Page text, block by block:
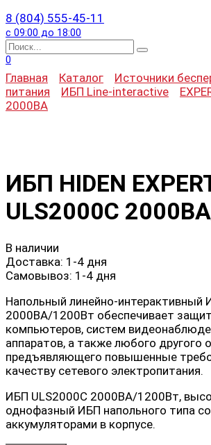
8 (804) 555-45-11
с 09:00 до 18:00
Search
for:
0
Главная Каталог
Источники
питания
ИБП Line-interactive
2000ВА
ИБП HIDEN
ULS2000C
В наличии
Доставка: 1-4 дня
Самовывоз: 1-4 дня
Напольный линейно-интерактивный
2000ВА/1200Вт обеспечивает
компьютеров, систем
аппаратов, а также любого другого
предъявляющего повышенные
качеству сетевого электропитания.
ИБП ULS2000C 2000ВА/1200Вт,
однофазный ИБП напольного типа
аккумуляторами в корпусе.